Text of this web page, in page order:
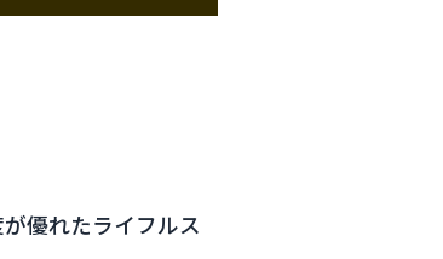
優れたライフルス